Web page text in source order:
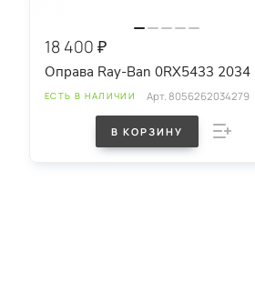
18 400 ₽
Оправа Ray-Ban 0RX5433 2034
ЕСТЬ В НАЛИЧИИ Арт.8056262034279
В КОРЗИНУ